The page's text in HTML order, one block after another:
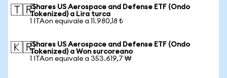
🇹🇷iShares US Aerospace and Defense ETF (Ondo
Tokenized) a Lira turca
1 ITAon equivale a 11.980,18 ₺
🇰🇷iShares US Aerospace and Defense ETF (Ondo
Tokenized) a Won surcoreano
1 ITAon equivale a 353.619,7 ₩